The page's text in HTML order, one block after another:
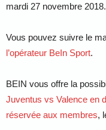
mardi 27 novembre
Vous pouvez suivre le
l’opérateur BeIn Sport.
BEIN vous offre la
Juventus vs Valence en
réservée aux membres,